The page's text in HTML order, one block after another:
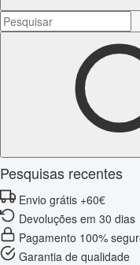
Pesquisas recentes
Envio grátis +60€
Devoluções em 30 dias
Pagamento 100%
Garantia de qualidade